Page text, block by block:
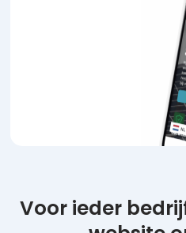
Voor ieder